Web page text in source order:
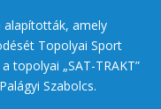
alapították, amely
Topolyai Sport
topolyai „SAT-TRAKT”
Szabolcs.